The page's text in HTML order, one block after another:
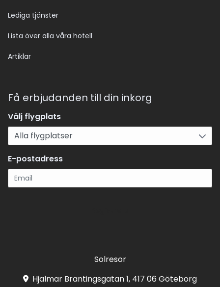
Lediga tjänster
Lista över alla våra hotell
Artiklar
Få erbjudanden till din inkorg
Välj flygplats
E-postadress
Solresor
Hjalmar Brantingsgatan 1, 417 06 Göteborg